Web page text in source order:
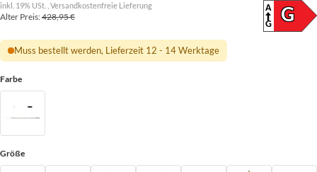
A
G
G
inkl. 19% USt. , Versandkostenfreie Lieferung
Alter Preis:428,95 €
Muss bestellt werden, Lieferzeit 12 - 14 Werktage
Farbe
Größe